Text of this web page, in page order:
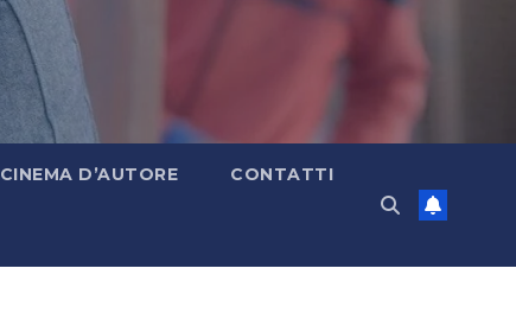
CINEMA D’AUTORE CONTATTI